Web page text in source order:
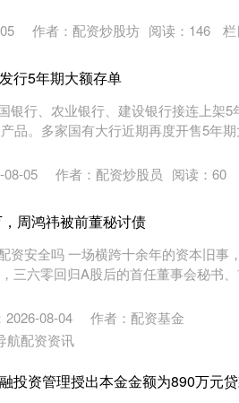
作者：配资炒股坊 阅读： 146 栏
行5年期大额存单
银行、农业银行、建设银行接连上架
品。多家国有大行近期再度开售5年
08-05 作者：配资炒股员 阅读： 60
周鸿祎被前董秘讨债
资安全吗 一场横跨十余年的资本旧事
三六零回归A股后的首任董事会秘书
2026-08-04
作者：配资基金
航配资资讯
投资管理授出本金金额为890万元